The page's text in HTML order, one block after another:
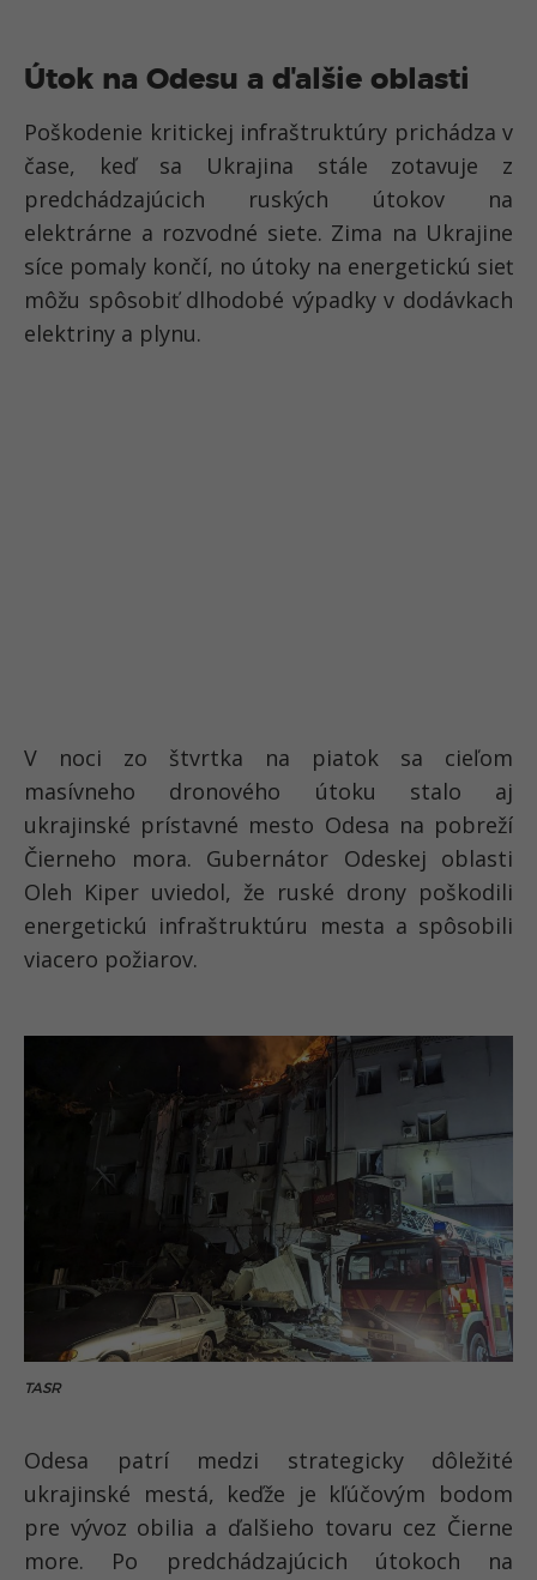
Útok na Odesu a ďalšie oblasti
Poškodenie kritickej infraštruktúry prichádza v
čase, keď sa Ukrajina stále zotavuje z
predchádzajúcich ruských útokov na
elektrárne a rozvodné siete. Zima na Ukrajine
síce pomaly končí, no útoky na energetickú sieť
môžu spôsobiť dlhodobé výpadky v dodávkach
elektriny a plynu.
V noci zo štvrtka na piatok sa cieľom
masívneho dronového útoku stalo aj
ukrajinské prístavné mesto Odesa na pobreží
Čierneho mora. Gubernátor Odeskej oblasti
Oleh Kiper uviedol, že ruské drony poškodili
energetickú infraštruktúru mesta a spôsobili
viacero požiarov.
TASR
Odesa patrí medzi strategicky dôležité
ukrajinské mestá, keďže je kľúčovým bodom
pre vývoz obilia a ďalšieho tovaru cez Čierne
more. Po predchádzajúcich útokoch na